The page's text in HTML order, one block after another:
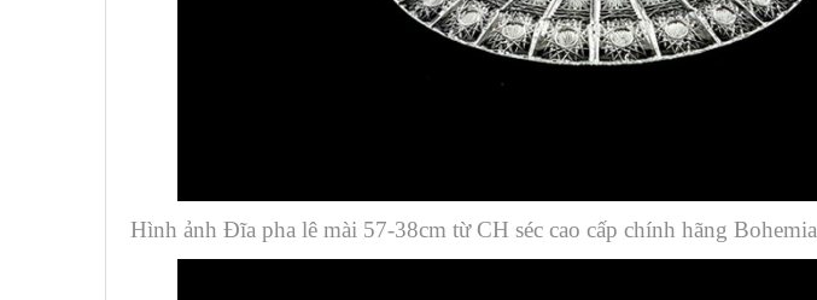
Hình ảnh Đĩa pha lê mài 57-38cm từ CH séc cao cấp chính hãng Bohemia